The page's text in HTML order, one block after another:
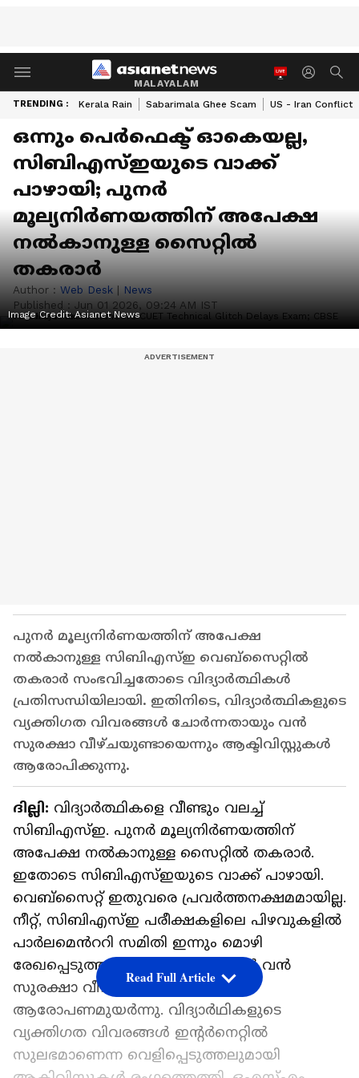
MALAYALAM
TRENDING : Kerala Rain Sabarimala Ghee Scam US - Iran Conflict
ഒന്നും പെർഫെക്ട് ഓകെയല്ല,
സിബിഎസ്ഇയുടെ വാക്ക്
പാഴായി; പുനർ
മൂല്യനിർണയത്തിന് അപേക്ഷ
നൽകാനുള്ള സൈറ്റിൽ
തകരാർ
Author : Web Desk | News
Published : Jun 01 2026, 09:24 AM IST
Image Credit:Asianet News
പുനർ മൂല്യനിർണയത്തിന് അപേക്ഷ
നൽകാനുള്ള സിബിഎസ്ഇ വെബ്സൈറ്റിൽ
തകരാർ സംഭവിച്ചതോടെ വിദ്യാർത്ഥികൾ
പ്രതിസന്ധിയിലായി. ഇതിനിടെ, വിദ്യാർത്ഥികളുടെ
വ്യക്തിഗത വിവരങ്ങൾ ചോർന്നതായും വൻ
സുരക്ഷാ വീഴ്ചയുണ്ടായെന്നും ആക്ടിവിസ്റ്റുകൾ
ആരോപിക്കുന്നു.
ദില്ലി: വിദ്യാർത്ഥികളെ വീണ്ടും വലച്ച്
സിബിഎസ്ഇ. പുനർ മൂല്യനിർണയത്തിന്
അപേക്ഷ നൽകാനുള്ള സൈറ്റിൽ തകരാർ.
ഇതോടെ സിബിഎസ്ഇയുടെ വാക്ക് പാഴായി.
വെബ്സൈറ്റ് ഇതുവരെ പ്രവർത്തനക്ഷമമായില്ല.
നീറ്റ്, സിബിഎസ്ഇ പരീക്ഷകളിലെ പിഴവുകളിൽ
പാർലമെൻററി സമിതി ഇന്നും മൊഴി
രേഖപ്പെടുത്തും. സിബിഎസ്ഇയിൽ വൻ
സുരക്ഷാ വീഴ്ചയുണ്ടായെന്നും
ആരോപണമുയർന്നു. വിദ്യാർഥികളുടെ
വ്യക്തിഗത വിവരങ്ങൾ ഇൻ്റർനെറ്റിൽ
സുലഭമാണെന്ന വെളിപ്പെടുത്തലുമായി
Read Full Article